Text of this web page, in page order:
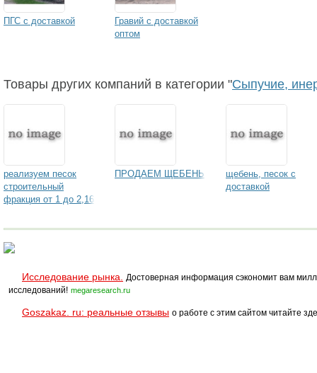
ПГС с доставкой
Гравий с доставкой
оптом
Товары других компаний в категории "Сыпучие,
реализуем песок
строительный
фракция от 1 до 2,16
ПРОДАЕМ ЩЕБЕНЬ
щебень, песок с
доставкой
Исследование рынка.
Достоверная информация сэкономит вам
исследований! megaresearch.ru
Goszakaz. ru: реальные отзывы о работе с этим сайтом читайте